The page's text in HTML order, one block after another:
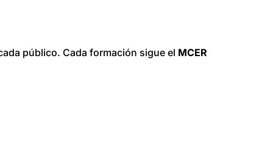
público. Cada formación sigue el MCER